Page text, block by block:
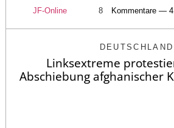
JF-Online 8 Kommentare —
DEUTSCHLAND
Linksextreme
Abschiebung afghanischer